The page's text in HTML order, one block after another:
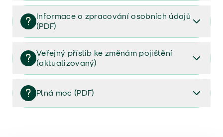
Sazebník poplatků a odměn (PDF)
Informace o zpracování osobních údajů
(PDF)
Informace o zpracování osobních údajů (PDF)
Veřejný příslib ke změnám pojištění
(aktualizovaný)
Veřejný příslib ke změnám pojištění (aktualizovaný)
Plná moc (PDF)